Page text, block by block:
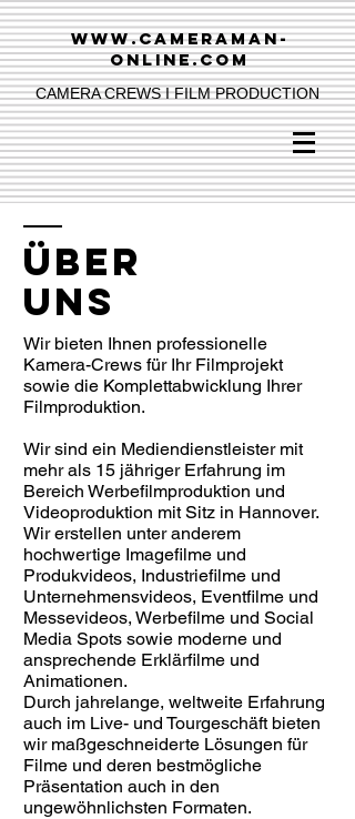
www.cameraman-
online.com
CAMERA CREWS I FILM PRODUCTION
ÜBER
UNS
Wir bieten Ihnen professionelle
Kamera-Crews für Ihr Filmprojekt
sowie die Komplettabwicklung Ihrer
Filmproduktion.
Wir sind ein Mediendienstleister mit
mehr als 15 jähriger Erfahrung im
Bereich Werbefilmproduktion und
Videoproduktion mit Sitz in Hannover.
Wir erstellen unter anderem
hochwertige Imagefilme und
Produkvideos, Industriefilme und
Unternehmensvideos, Eventfilme und
Messevideos, Werbefilme und Social
Media Spots sowie moderne und
ansprechende Erklärfilme und
Animationen.
Durch jahrelange, weltweite Erfahrung
auch im Live- und Tourgeschäft bieten
wir maßgeschneiderte Lösungen für
Filme und deren bestmögliche
Präsentation auch in den
ungewöhnlichsten Formaten.